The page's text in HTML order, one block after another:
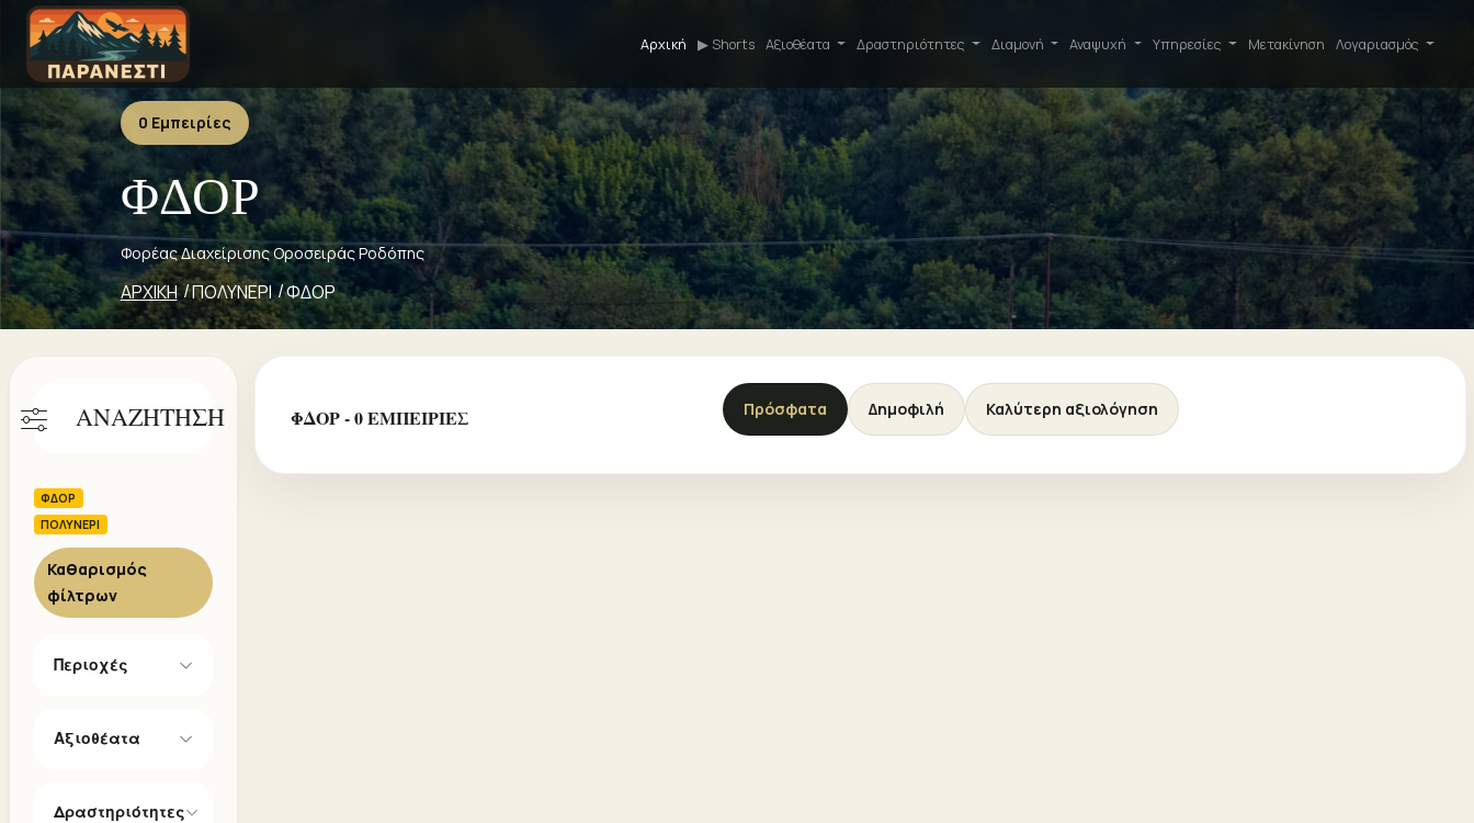
Αρχική ▶ Shorts Αξιοθέατα Δραστηριότητες Διαμονή Αναψυχή Υπηρεσίες Μετακίνηση Λογαριασμός
0 Εμπειρίες
ΦΔΟΡ
Φορέας Διαχείρισης Οροσειράς Ροδόπης
ΑΡΧΙΚΗ ΠΟΛΥΝΕΡΙ ΦΔΟΡ
ΑΝΑΖΗΤΗΣΗ
ΦΔΟΡ
ΠΟΛΥΝΕΡΙ
Καθαρισμός
φίλτρων
Περιοχές
Αξιοθέατα
Δραστηριότητες
ΦΔΟΡ - 0 ΕΜΠΕΙΡΙΕΣ Πρόσφατα Δημοφιλή Καλύτερη αξιολόγηση